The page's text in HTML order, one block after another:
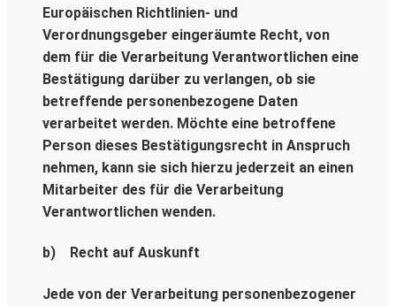
Europäischen Richtlinien- und
Verordnungsgeber eingeräumte Recht, von
dem für die Verarbeitung Verantwortlichen eine
Bestätigung darüber zu verlangen, ob sie
betreffende personenbezogene Daten
verarbeitet werden. Möchte eine betroffene
Person dieses Bestätigungsrecht in Anspruch
nehmen, kann sie sich hierzu jederzeit an einen
Mitarbeiter des für die Verarbeitung
Verantwortlichen wenden.
b) Recht auf Auskunft
Jede von der Verarbeitung personenbezogener